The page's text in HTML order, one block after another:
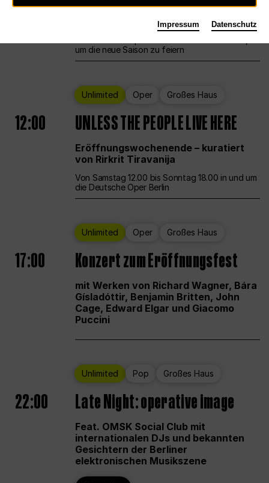
12:00 Eröffnungswochenende
um die neue Saison zu feiern
Unlimited Oper Großes Haus
12:00 UNLESS THE PEOPLE LIVE HERE
Eröffnungswochenende – kuratiert
von Rirkrit Tiravanija
Von Samstag 12.00 bis Sonntag 18.00 in und um
die Deutsche Oper Berlin
Unlimited Oper Großes Haus
17:00 Konzert zum Eröffnungsfest
mit Werken von Richard Wagner, Bára
Gísladóttir, Benjamin Britten, John
Cage, Edward Elgar und Giacomo
Puccini
Unlimited Pop Großes Haus
22:00 Late Night: operative image
Feat. OMSK Social Club mit
internationalen DJs und bekannten
Gesichtern der Berliner
elektronischen Musikszene
Impressum Datenschutz